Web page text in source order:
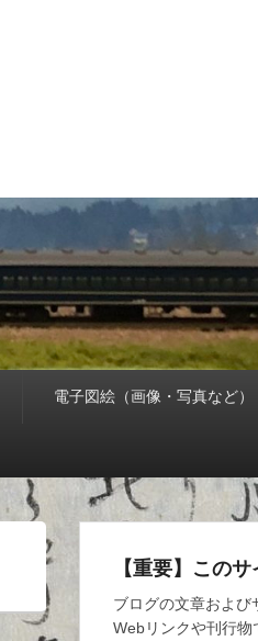
電子図絵（画像・写真など）
【重要】この
ブログの文章および
Webリンクや刊行物